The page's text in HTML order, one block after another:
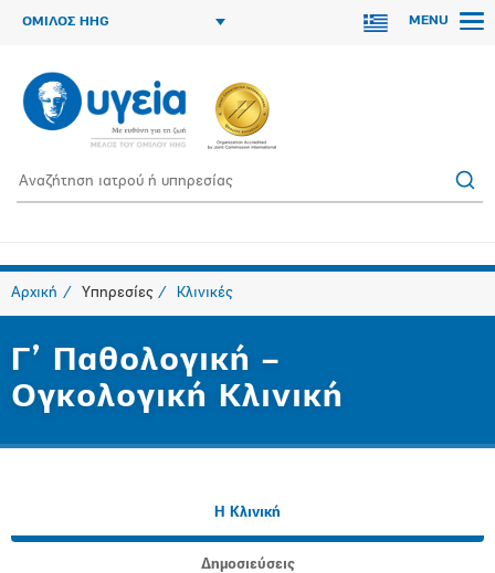
ΟΜΙΛΟΣ HHG MENU
Αρχική Υπηρεσίες Κλινικές
Γ’ Παθολογική –
Ογκολογική Κλινική
Η Κλινική
Δημοσιεύσεις